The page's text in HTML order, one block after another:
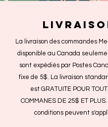
La livraison des commandes
disponible au Canada
sont expédiés par Postes
fixe de 5$. La livraison
est GRATUITE POUR
COMMANES DE 25$ ET
conditions peuvent